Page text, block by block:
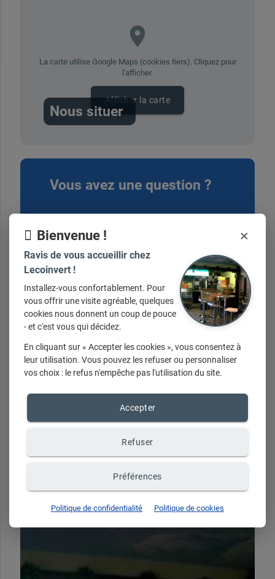
place
La carte utilise Google Maps (cookies tiers). Cliquez pour
l'afficher.
Afficher la carte
Nous situer
Vous avez une question ?
Nos horaires
Du lundi au samedi de 11h à 22h
Bienvenue ! ×
Ravis de vous accueillir chez
Lecoinvert !
Installez-vous confortablement. Pour
vous offrir une visite agréable, quelques
cookies nous donnent un coup de pouce
- et c'est vous qui décidez.
En cliquant sur « Accepter les cookies », vous consentez à
leur utilisation. Vous pouvez les refuser ou personnaliser
vos choix : le refus n'empêche pas l'utilisation du site.
Accepter
Refuser
Préférences
Politique de confidentialité Politique de cookies